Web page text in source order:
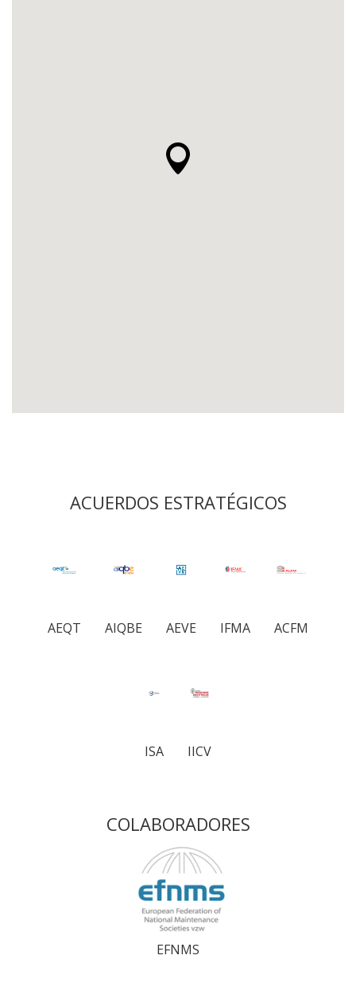
ACUERDOS ESTRATÉGICOS
AEQT AIQBE AEVE IFMA ACFM
ISA IICV
COLABORADORES
EFNMS